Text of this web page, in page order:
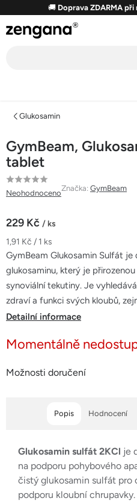
obsah
🚚 Doprava ZDARMA při
Glukosamin
GymBeam,
tablet
Průměrné
hodnocení
je
0,0
z
5
hvězdiček.
Neohodnoceno
Značka: GymBeam
229 Kč / ks
Měrná
cena:
1,91 Kč / 1 ks
Momentálně
Možnosti doručení
GymBeam Glukosamin Sulfát
glukosaminu, který je
synoviální tekutiny. Je
zdraví a funkci svých kloubů,
Detailní informace
Popis Hodnocení
Glukosamin sulfát 2KCl je
na podporu pohybového
čistý glukosamin sulfát pro
podporu kloubní chrupavky.